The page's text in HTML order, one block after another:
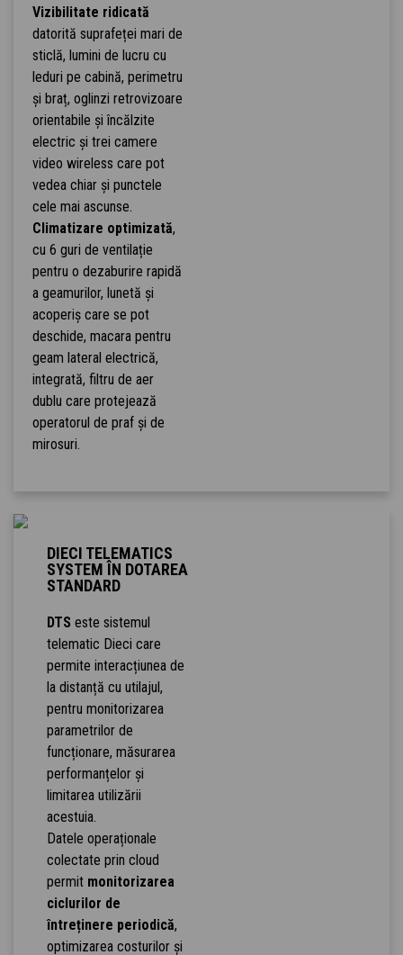
Vizibilitate ridicată
datorită suprafeței mari de
sticlă, lumini de lucru cu
leduri pe cabină, perimetru
și braț, oglinzi retrovizoare
orientabile și încălzite
electric și trei camere
video wireless care pot
vedea chiar și punctele
cele mai ascunse.
Climatizare optimizată,
cu 6 guri de ventilație
pentru o dezaburire rapidă
a geamurilor, lunetă și
acoperiș care se pot
deschide, macara pentru
geam lateral electrică,
integrată, filtru de aer
dublu care protejează
operatorul de praf și de
mirosuri.
DIECI TELEMATICS
SYSTEM ÎN DOTAREA
STANDARD
DTS este sistemul
telematic Dieci care
permite interacțiunea de
la distanță cu utilajul,
pentru monitorizarea
parametrilor de
funcționare, măsurarea
performanțelor și
limitarea utilizării
acestuia.
Datele operaționale
colectate prin cloud
permit monitorizarea
ciclurilor de
întreținere periodică,
optimizarea costurilor și